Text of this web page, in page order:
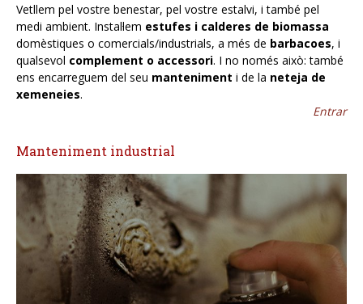
Vetllem pel vostre benestar, pel vostre estalvi, i també pel
medi ambient. Instal·lem estufes i calderes de biomassa
domèstiques o comercials/industrials, a més de barbacoes, i
qualsevol complement o accessori. I no només això: també
ens encarreguem del seu manteniment i de la neteja de
xemeneies.
Entrar
Manteniment industrial